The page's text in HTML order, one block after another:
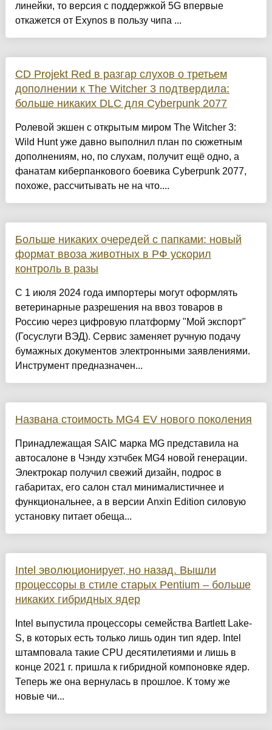
линейки, то версия с поддержкой 5G впервые
откажется от Exynos в пользу чипа ...
CD Projekt Red в разгар слухов о третьем
дополнении к The Witcher 3 подтвердила:
больше никаких DLC для Cyberpunk 2077
Ролевой экшен с открытым миром The Witcher 3:
Wild Hunt уже давно выполнил план по сюжетным
дополнениям, но, по слухам, получит ещё одно, а
фанатам киберпанкового боевика Cyberpunk 2077,
похоже, рассчитывать не на что....
Больше никаких очередей с папками: новый
формат ввоза животных в РФ ускорил
контроль в разы
С 1 июля 2024 года импортеры могут оформлять
ветеринарные разрешения на ввоз товаров в
Россию через цифровую платформу "Мой экспорт"
(Госуслуги ВЭД). Сервис заменяет ручную подачу
бумажных документов электронными заявлениями.
Инструмент предназначен...
Названа стоимость MG4 EV нового поколения
Принадлежащая SAIC марка MG представила на
автосалоне в Чэнду хэтчбек MG4 новой генерации.
Электрокар получил свежий дизайн, подрос в
габаритах, его салон стал минималистичнее и
функциональнее, а в версии Anxin Edition силовую
установку питает обеща...
Intel эволюционирует, но назад. Вышли
процессоры в стиле старых Pentium – больше
никаких гибридных ядер
Intel выпустила процессоры семейства Bartlett Lake-
S, в которых есть только лишь один тип ядер. Intel
штамповала такие CPU десятилетиями и лишь в
конце 2021 г. пришла к гибридной компоновке ядер.
Теперь же она вернулась в прошлое. К тому же
новые чи...